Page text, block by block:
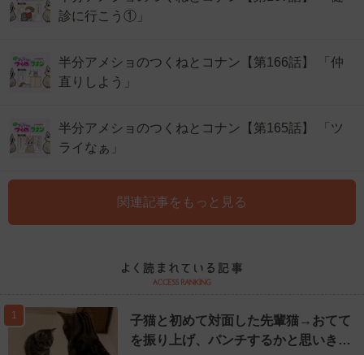
診に行こう①」
半分アメショのつくねとコナン【第166話】 「仲
直りしよう」
半分アメショのつくねとコナン【第165話】 「ツ
ライなぁ」
関連記事をもっと見る
1
子猫と初めて対面した先輩猫→おてて
を振り上げ、パンチするかと思いき…